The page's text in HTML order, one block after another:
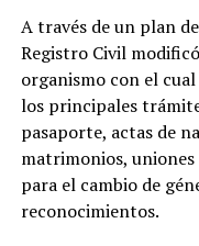
A través de un plan
Registro Civil
organismo con el
los principales
pasaporte, actas de
matrimonios,
para el cambio de
reconocimientos.